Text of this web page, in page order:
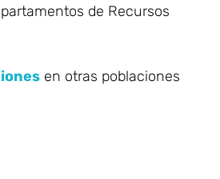
de Recursos
en otras poblaciones